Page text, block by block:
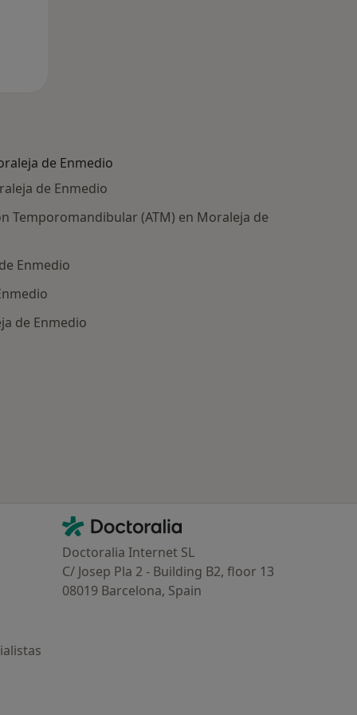
de Enmedio
de Enmedio
Temporomandibular (ATM) en Moraleja de
Enmedio
de Enmedio
Contacto
Doctoralia - Página de inicio
Doctoralia Internet SL
C/ Josep Pla 2 - Building B2, floor 13
08019 Barcelona, Spain